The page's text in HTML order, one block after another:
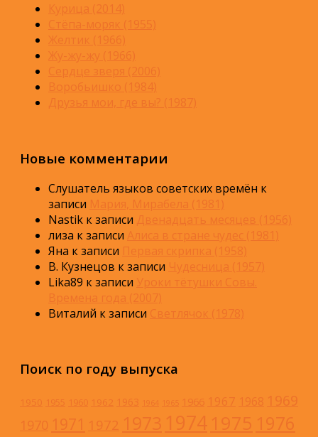
Курица (2014)
Стёпа-моряк (1955)
Желтик (1966)
Жу-жу-жу (1966)
Сердце зверя (2006)
Воробьишко (1984)
Друзья мои, где вы? (1987)
Новые комментарии
Слушатель языков советских времён к
записи Мария, Мирабела (1981)
Nastik к записи Двенадцать месяцев (1956)
лиза к записи Алиса в стране чудес (1981)
Яна к записи Первая скрипка (1958)
В. Кузнецов к записи Чудесница (1957)
Lika89 к записи Уроки тётушки Совы.
Времена года (2007)
Виталий к записи Светлячок (1978)
Поиск по году выпуска
1950 1955 1960 1962 1963 1964 1965 1966 1967 1968 1969
1970 1971 1972 1973 1974 1975 1976